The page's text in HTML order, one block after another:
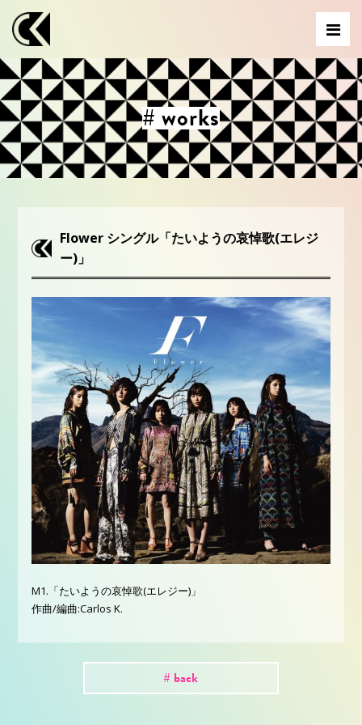
# works
Flower シングル「たいようの哀悼歌(エレジ
ー)」
M1.「たいようの哀悼歌(エレジー)」
作曲/編曲:Carlos K.
# back